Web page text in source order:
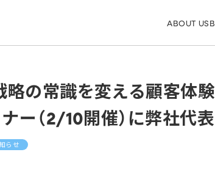
ABOUT US
略の常識を変える顧客体
ナー（2/10開催）に弊社代
らせ